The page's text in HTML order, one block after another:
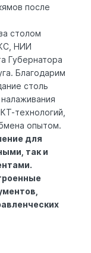
после
столом
НИИ
Губернатора
Благодарим
столь
технологий,
опытом.
для
так и